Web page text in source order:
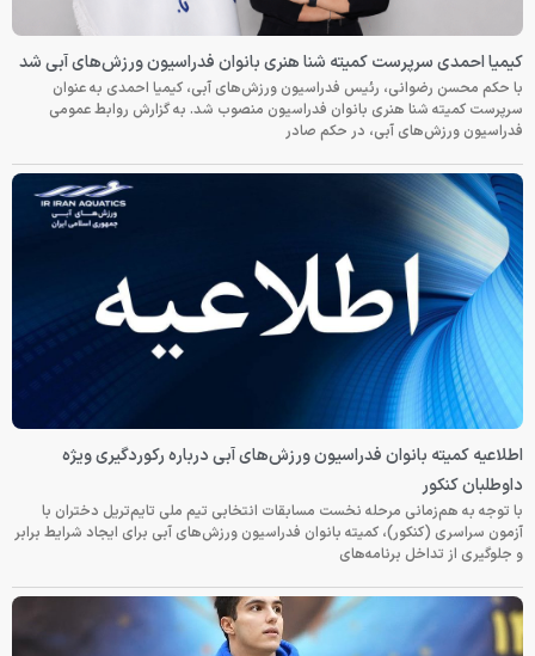
کیمیا احمدی سرپرست کمیته شنا هنری بانوان فدراسیون ورزش‌های آبی شد
با حکم محسن رضوانی، رئیس فدراسیون ورزش‌های آبی، کیمیا احمدی به عنوان
سرپرست کمیته شنا هنری بانوان فدراسیون منصوب شد. به گزارش روابط عمومی
فدراسیون ورزش‌های آبی، در حکم صادر
اطلاعیه کمیته بانوان فدراسیون ورزش‌های آبی درباره رکوردگیری ویژه
داوطلبان کنکور
با توجه به هم‌زمانی مرحله نخست مسابقات انتخابی تیم ملی تایم‌تریل دختران با
آزمون سراسری (کنکور)، کمیته بانوان فدراسیون ورزش‌های آبی برای ایجاد شرایط برابر
و جلوگیری از تداخل برنامه‌های